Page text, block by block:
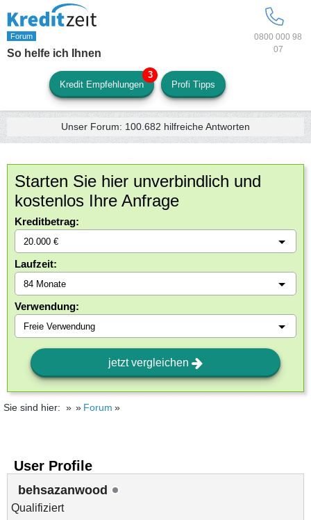
0800 000 98
07
So helfe ich Ihnen
Kredit Empfehlungen Profi Tipps
Unser Forum: 100.682 hilfreiche Antworten
Starten Sie hier unverbindlich und
kostenlos Ihre Anfrage
Kreditbetrag:
Laufzeit:
Verwendung:
jetzt vergleichen
Sie sind hier: Forum
User Profile
behsazanwood
Qualifiziert